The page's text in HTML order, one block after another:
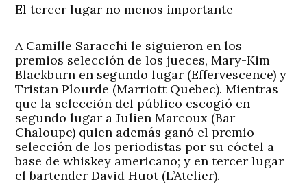
El tercer lugar no menos importante
A Camille Saracchi le siguieron en los
premios selección de los jueces, Mary-Kim
Blackburn en segundo lugar (Effervescence) y
Tristan Plourde (Marriott Quebec). Mientras
que la selección del público escogió en
segundo lugar a Julien Marcoux (Bar
Chaloupe) quien además ganó el premio
selección de los periodistas por su cóctel a
base de whiskey americano; y en tercer lugar
el bartender David Huot (L’Atelier).